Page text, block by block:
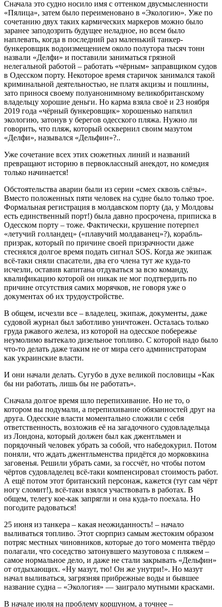
Сначала это судно носило имя с оттенком двусмысленности
«Пялица», затем было переименовано в «Экологию». Уже по
сочетанию двух таких кармических маркеров можно было
заранее заподозрить будущее неладное, но всем было
наплевать, когда в последний раз маленький танкер-
бункеровщик водоизмещением около полутора тысяч тонн
назвали «Делфи» и поставили заниматься грязной
нелегальной работой – работать «чёрным» заправщиком судов
в Одесском порту. Некоторое время старичок занимался такой
криминальной деятельностью, не платя акцизы и пошлины,
зато принося своему полуанонимному великобританскому
владельцу хорошие деньги. Но карма взяла своё и 23 ноября
2019 года «чёрный бункеровщик» хорошенько напялил
экологию, затонув у берегов одесского пляжа. Нужно ли
говорить, что пляж, который осквернил своим мазутом
«Делфи», назывался «Дельфин»?..
Уже сочетание всех этих сюжетных линий и названий
превращают историю в первоклассный анекдот, но комедия
только начинается!
Обстоятельства аварии были из серии «смех сквозь слёзы».
Вместо положенных пяти человек на судне было только трое.
Формальная регистрация в молдавском порту (да, у Молдовы
есть единственный порт!) была давно просрочена, приписка в
Одесском порту – тоже. Фактически, крушение потерпел
«летучий голландец» («плавучий молдаванец»?), корабль-
призрак, который по причине своей призрачности даже
стеснялся долгое время подать сигнал SOS. Когда же экипаж
всё-таки сняли спасатели, два его члена тут же куда-то
исчезли, оставив капитана отдуваться за всю команду,
квалификацию которой он никак не мог подтвердить по
причине отсутствия самих морячков, не говоря уже о
документах об их трудоустройстве.
В общем, исчезли все – владелец, экипаж, документы, даже
судовой журнал был заботливо уничтожен. Осталась только
груда ржавого железа, из которой на одесское побережье
неумолимо вытекало дизельное топливо. С которой надо было
что-то делать даже таким не от мира сего администраторам
как украинские власти.
И они начали делать. Сугубо в духе великой пословицы «Как
бы ни работать, лишь бы не работать».
Сначала долгое время шло перепихивание. Но не то, о
котором вы подумали, а перепихивание обязанностей друг на
друга. Одесские власти моментально сложили с себя
ответственность, возложив её на загадочного судовладельца
из Лондона, который должен был как джентльмен и
порядочный человек убрать за собой, что набедокурил. Потом
поняли, что ждать джентльменства придётся до морковкина
заговенья. Решили убрать сами, за госсчёт, но чтобы потом
чёртов судовладелец всё-таки компенсировал стоимость работ.
А ещё потом этот британский персонаж, кажется (тут сам чёрт
ногу сломит!), всё-таки взялся участвовать в работах. В
общем, телегу кое-как запрягли и она куда-то поехала. Но
погодите радоваться!
25 июня из танкера – какая неожиданность! – начало
выливаться топливо. Этот сюрприз самым жестоким образом
потряс местных чиновников, которые до того момента твёрдо
полагали, что соседство затонувшего мазутовоза с пляжем –
самое нормальное дело, и даже не стали закрывать «Дельфин»
от отдыхающих. «Ну мазут, тю! Он же унутри!». Но мазут
начал выливаться, загрязняя прибрежные воды и бывшее
название судна – «Экология» — заиграло мутными красками.
В начале июля на проблему коршуном, а точнее –